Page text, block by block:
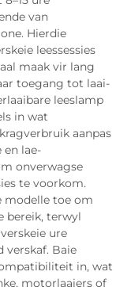
van
Hierdie
leessessies
maak vir lang
toegang tot laai-
leeslamp
in wat
aanpas
en lae-
onverwagse
te voorkom.
modelle toe om
bereik, terwyl
ure
verskaf. Baie
in, wat
motorlaaiers of